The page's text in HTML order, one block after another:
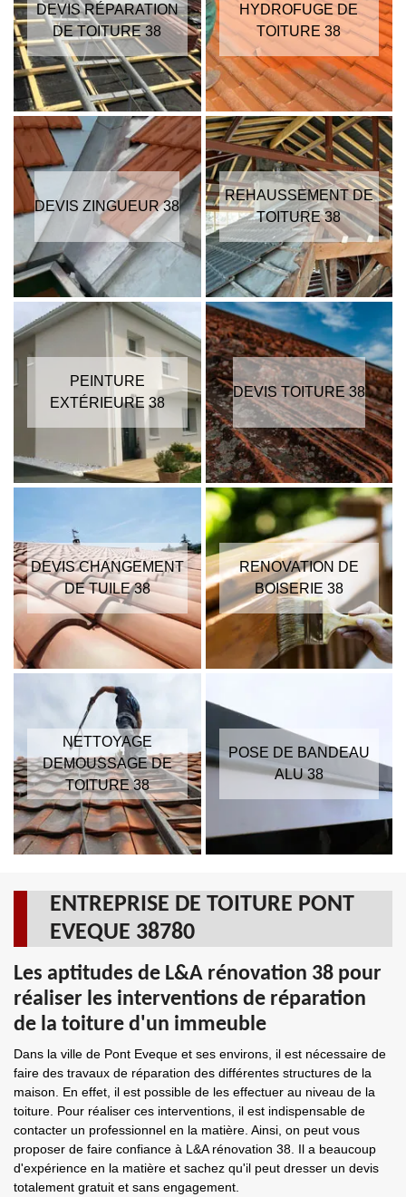
DEVIS RÉPARATION
DE TOITURE 38
HYDROFUGE DE
TOITURE 38
DEVIS ZINGUEUR 38
REHAUSSEMENT DE
TOITURE 38
PEINTURE
EXTÉRIEURE 38
DEVIS TOITURE 38
DEVIS CHANGEMENT
DE TUILE 38
RENOVATION DE
BOISERIE 38
NETTOYAGE
DEMOUSSAGE DE
TOITURE 38
POSE DE BANDEAU
ALU 38
ENTREPRISE DE TOITURE PONT
EVEQUE 38780
Les aptitudes de L&A rénovation 38 pour
réaliser les interventions de réparation
de la toiture d'un immeuble
Dans la ville de Pont Eveque et ses environs, il est nécessaire de
faire des travaux de réparation des différentes structures de la
maison. En effet, il est possible de les effectuer au niveau de la
toiture. Pour réaliser ces interventions, il est indispensable de
contacter un professionnel en la matière. Ainsi, on peut vous
proposer de faire confiance à L&A rénovation 38. Il a beaucoup
d'expérience en la matière et sachez qu'il peut dresser un devis
totalement gratuit et sans engagement.